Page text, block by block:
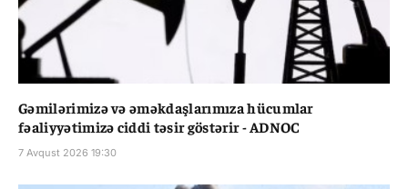
Gəmilərimizə və əməkdaşlarımıza hücumlar
fəaliyyətimizə ciddi təsir göstərir - ADNOC
7 Avqust 2026 19:30